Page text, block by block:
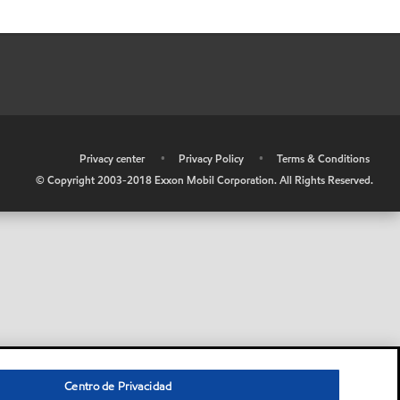
Privacy center • Privacy Policy •
Terms & Conditions
© Copyright 2003-2018 Exxon Mobil Corporation. All Rights Reserved.
Centro de Privacidad